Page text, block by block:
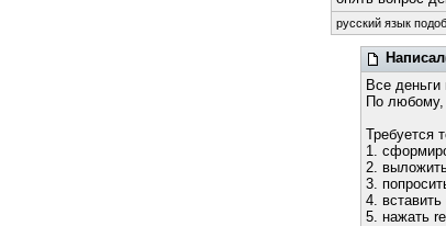
русский язык
Все
По любому,
Требуется
1.
2.
3.
4.
5. нажать